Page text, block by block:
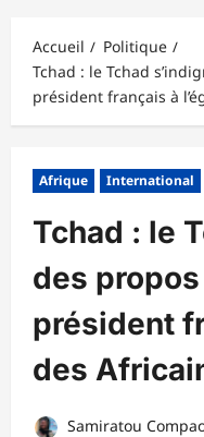
Accueil
Politique
Tchad : le Tchad
président français à
Afrique International
Tchad : le
des
président
des
Samiratou